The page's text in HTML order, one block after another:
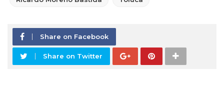
Share on Facebook
Share on Twitter